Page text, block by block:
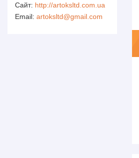
http://artoksltd.com.ua
artoksltd@gmail.com